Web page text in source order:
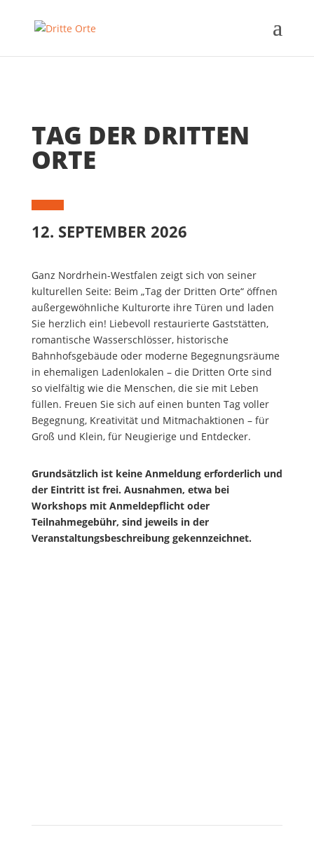
TAG DER DRITTEN
ORTE
12. SEPTEMBER 2026
Ganz Nordrhein-Westfalen zeigt sich von seiner
kulturellen Seite: Beim „Tag der Dritten Orte“ öffnen
außergewöhnliche Kulturorte ihre Türen und laden
Sie herzlich ein! Liebevoll restaurierte Gaststätten,
romantische Wasserschlösser, historische
Bahnhofsgebäude oder moderne Begegnungsräume
in ehemaligen Ladenlokalen – die Dritten Orte sind
so vielfältig wie die Menschen, die sie mit Leben
füllen. Freuen Sie sich auf einen bunten Tag voller
Begegnung, Kreativität und Mitmachaktionen – für
Groß und Klein, für Neugierige und Entdecker.
Grundsätzlich ist keine Anmeldung erforderlich und
der Eintritt ist frei. Ausnahmen, etwa bei
Workshops mit Anmeldepflicht oder
Teilnahmegebühr, sind jeweils in der
Veranstaltungsbeschreibung gekennzeichnet.